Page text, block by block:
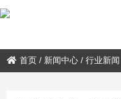
首页 / 新闻中心 /行业新闻